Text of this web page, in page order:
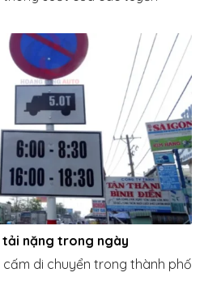
tải nặng trong ngày
cấm di chuyển trong thành phố